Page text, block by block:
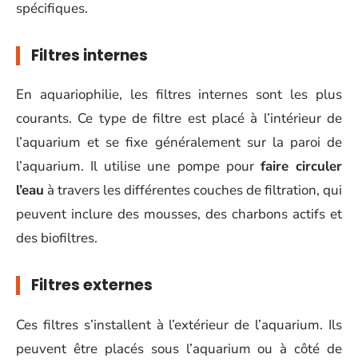
spécifiques.
Filtres internes
En aquariophilie, les filtres internes sont les plus
courants. Ce type de filtre est placé à l’intérieur de
l’aquarium et se fixe généralement sur la paroi de
l’aquarium. Il utilise une pompe pour faire circuler
l’eau à travers les différentes couches de filtration, qui
peuvent inclure des mousses, des charbons actifs et
des biofiltres.
Filtres externes
Ces filtres s’installent à l’extérieur de l’aquarium. Ils
peuvent être placés sous l’aquarium ou à côté de